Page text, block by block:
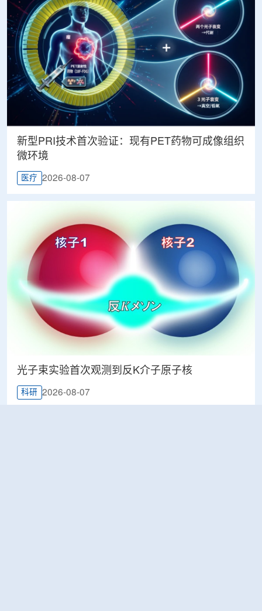
新型PRI技术首次验证：现有PET药物可成像组织
微环境
医疗 2026-08-07
光子束实验首次观测到反K介子原子核
科研 2026-08-07